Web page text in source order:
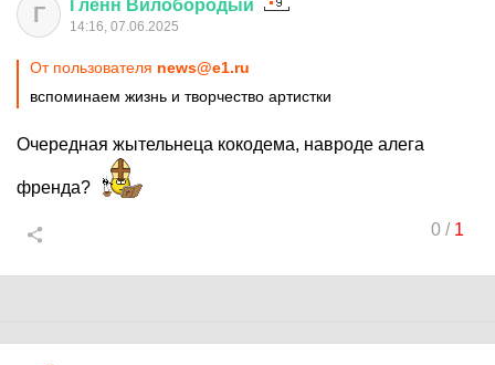
Г Гленн Вилобородый
14:16, 07.06.2025
От пользователя news@e1.ru
вспоминаем жизнь и творчество артистки
Очередная жытельнеца кокодема, навроде алега
френда?
0/ 1